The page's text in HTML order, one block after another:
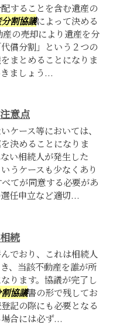
することを含む遺産の
割協議によって決める
の売却により遺産を分
償分割」という２つの
まとめることになりま
ましょう...
意点
ケース等においては、
決めることになりま
い相続人が発生した
うケースも少なくあり
てが同意する必要があ
任申立など適切...
続
でおり、これは相続人
、当該不動産を誰が所
ります。協議が完了し
協議書の形で残してお
記の際にも必要となる
合には必ず...